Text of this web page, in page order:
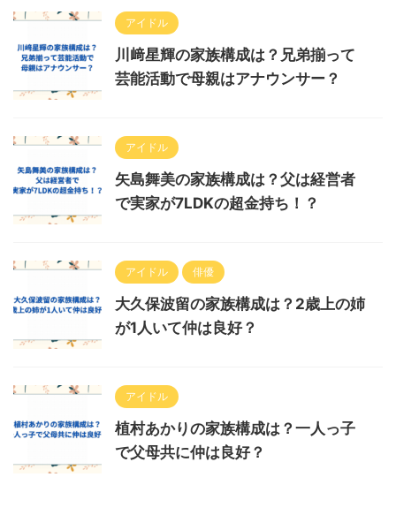
アイドル
川﨑星輝の家族構成は？兄弟揃って
芸能活動で母親はアナウンサー？
アイドル
矢島舞美の家族構成は？父は経営者
で実家が7LDKの超金持ち！？
アイドル 俳優
大久保波留の家族構成は？2歳上の姉
が1人いて仲は良好？
アイドル
植村あかりの家族構成は？一人っ子
で父母共に仲は良好？